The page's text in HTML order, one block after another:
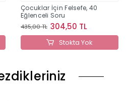
Çocuklar İçin Felsefe, 40
Eğlenceli Soru
435,00 TL 304,50 TL
Stokta Yok